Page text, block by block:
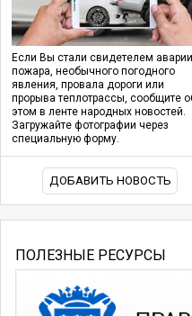
Если Вы стали свидетелем
пожара, необычного погодного
явления, провала дороги или
прорыва теплотрассы, сообщите
этом в ленте народных новостей.
Загружайте фотографии через
специальную форму.
ДОБАВИТЬ НОВОСТЬ
ПОЛЕЗНЫЕ РЕСУРСЫ